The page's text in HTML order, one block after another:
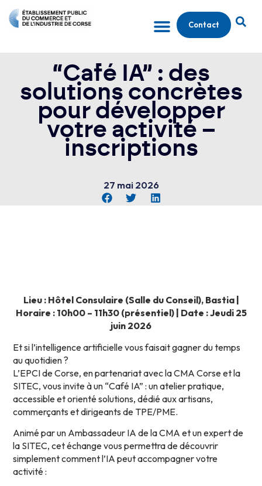
Contact
“Café IA” : des
solutions concrètes
pour développer
votre activité –
inscriptions
27 mai 2026
Lieu : Hôtel Consulaire (Salle du Conseil), Bastia |
Horaire : 10h00 – 11h30 (présentiel) | Date : Jeudi 25
juin 2026
Et si l’intelligence artificielle vous faisait gagner du temps
au quotidien ?
L’EPCI de Corse, en partenariat avec la CMA Corse et la
SITEC, vous invite à un “Café IA” : un atelier pratique,
accessible et orienté solutions, dédié aux artisans,
commerçants et dirigeants de TPE/PME.
Animé par un Ambassadeur IA de la CMA et un expert de
la SITEC, cet échange vous permettra de découvrir
simplement comment l’IA peut accompagner votre
activité :